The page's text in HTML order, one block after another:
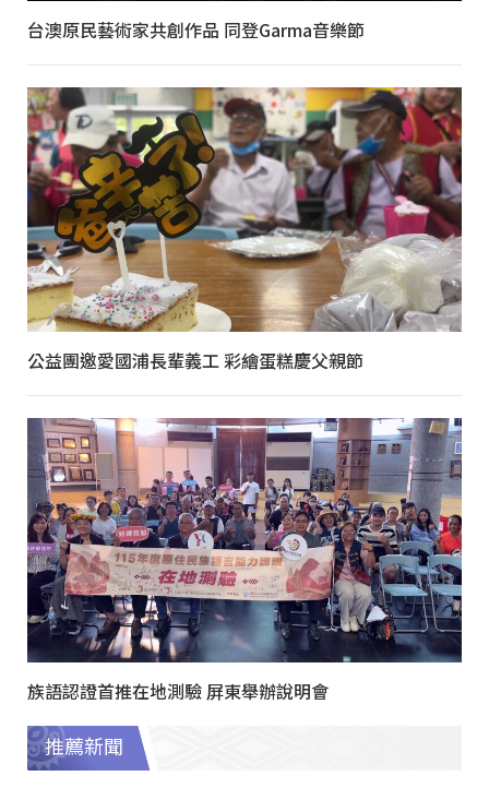
台澳原民藝術家共創作品 同登Garma音樂節
公益團邀愛國浦長輩義工 彩繪蛋糕慶父親節
族語認證首推在地測驗 屏東舉辦說明會
推薦新聞